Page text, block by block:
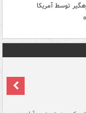
توسط آمریکا